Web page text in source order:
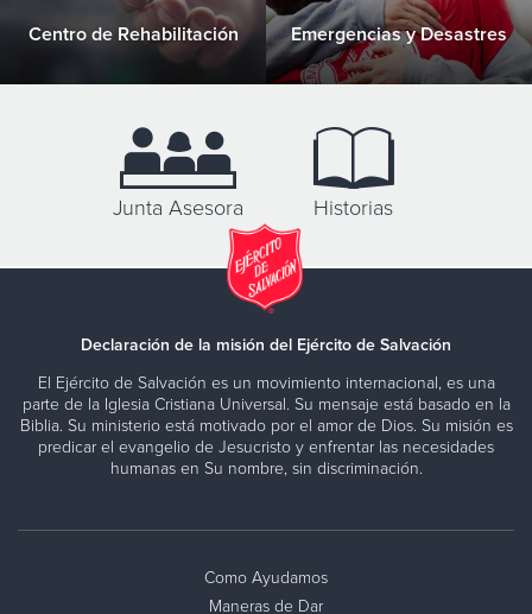
Centro de Rehabilitación Emergencias y Desastres
Junta Asesora Historias
Declaración de la misión del Ejército de Salvación
El Ejército de Salvación es un movimiento internacional, es una
parte de la Iglesia Cristiana Universal. Su mensaje está basado en la
Biblia. Su ministerio está motivado por el amor de Dios. Su misión es
predicar el evangelio de Jesucristo y enfrentar las necesidades
humanas en Su nombre, sin discriminación.
Como Ayudamos
Maneras de Dar